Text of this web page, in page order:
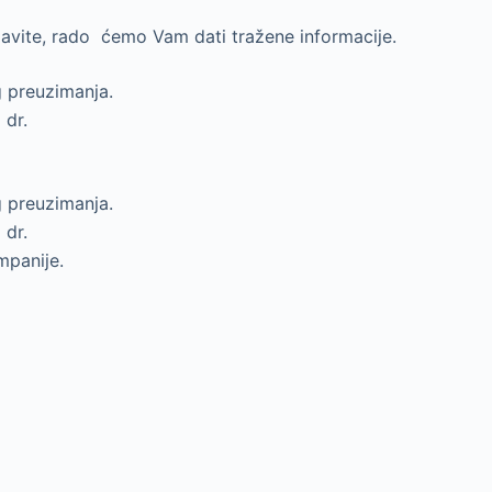
rado ćemo Vam dati tražene informacije.
dr.
dr.